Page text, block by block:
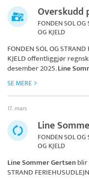
Overskudd
FONDEN SOL OG
OG KJELD
FONDEN SOL OG
KJELDoffentliggjør
desember 2025.Line
SE MERE
17. mars
Line
FONDEN SOL OG
OG KJELD
Line Sommer Gertsen
STRAND